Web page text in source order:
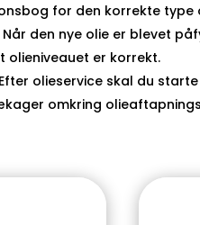
for den korrekte
Når den nye olie er blevet
olieniveauet er korrekt.
Efter olieservice skal du
omkring